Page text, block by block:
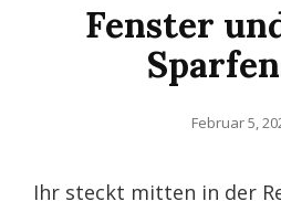
Fenster
Posted
Februar 5,
Ihr steckt mitten in der